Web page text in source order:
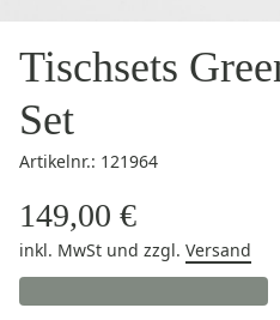
Tischsets
Set
Artikelnr.: 121964
149,00 €
inkl. MwSt und zzgl. Versand